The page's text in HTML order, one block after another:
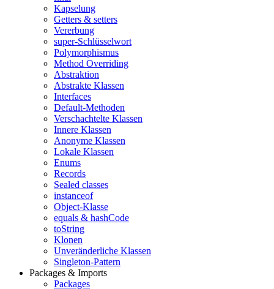
Kapselung
Getters & setters
Vererbung
super-Schlüsselwort
Polymorphismus
Method Overriding
Abstraktion
Abstrakte Klassen
Interfaces
Default-Methoden
Verschachtelte Klassen
Innere Klassen
Anonyme Klassen
Lokale Klassen
Enums
Records
Sealed classes
instanceof
Object-Klasse
equals & hashCode
toString
Klonen
Unveränderliche Klassen
Singleton-Pattern
Packages & Imports
Packages